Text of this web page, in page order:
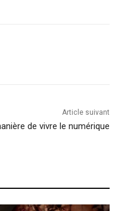
Article suivant
de vivre le numérique